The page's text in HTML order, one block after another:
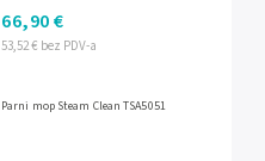
53,52 € bez PDV-a
66,90 €
Parni mop Steam Clean TSA5051